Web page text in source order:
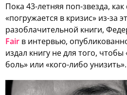
Пока 43-летняя поп-звезда,
«погружается в кризис» из-за
разоблачительной книги,
Fair в интервью,
издал книгу не для того,
боль» или «кого-либо унизить».